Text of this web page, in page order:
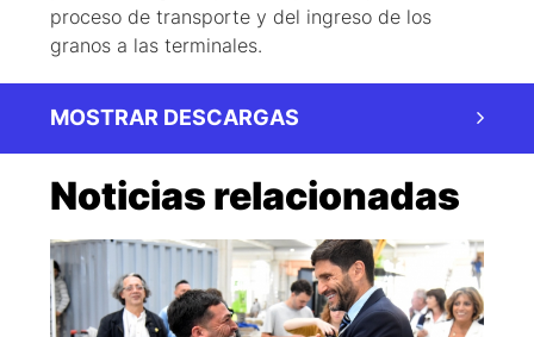
proceso de transporte y del ingreso de los
granos a las terminales.
MOSTRAR DESCARGAS
Noticias relacionadas